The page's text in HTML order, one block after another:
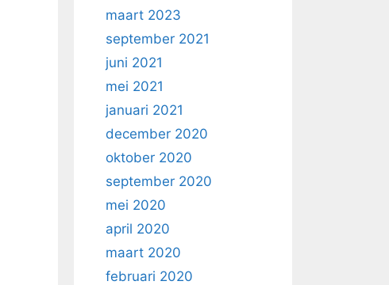
maart 2023
september 2021
juni 2021
mei 2021
januari 2021
december 2020
oktober 2020
september 2020
mei 2020
april 2020
maart 2020
februari 2020